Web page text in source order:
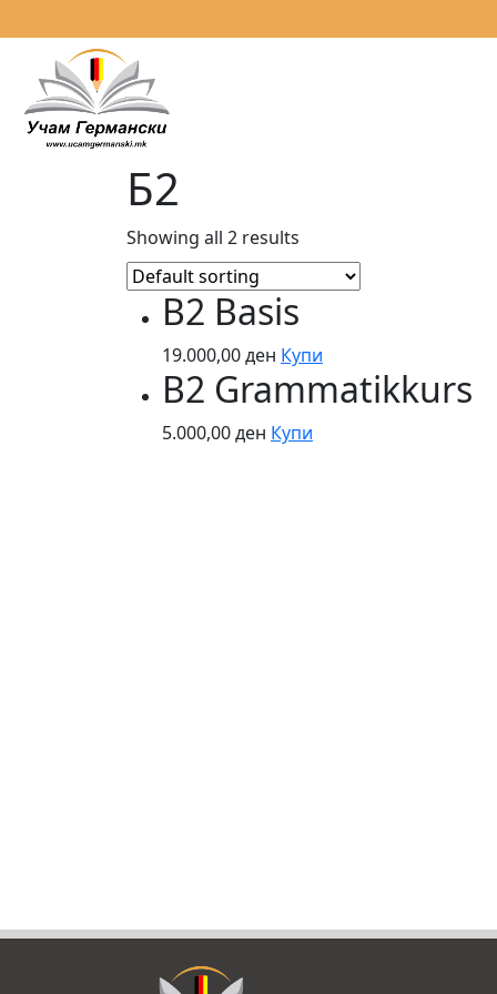
Б2
Showing all 2 results
B2 Basis
19.000,00ден Купи
B2 Grammatikkurs
5.000,00ден Купи